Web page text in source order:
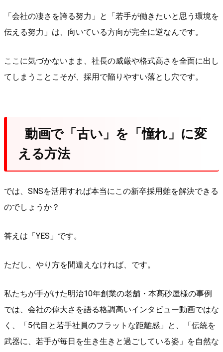
「会社の凄さを誇る努力」と「若手が働きたいと思う環境を
伝える努力」は、向いている方向が完全に逆なんです。
ここに気づかないまま、社長の威厳や格式高さを全面に出し
てしまうことこそが、採用で陥りやすい落とし穴です。
動画で「古い」を「憧れ」に変
える方法
では、SNSを活用すれば本当にこの新卒採用難を解決できる
のでしょうか？
答えは「YES」です。
ただし、やり方を間違えなければ、です。
私たちが手がけた明治10年創業の老舗・本髙砂屋様の事例
では、会社の偉大さを語る格調高いインタビュー動画ではな
く、「5代目と若手社員のフラットな距離感」と、「伝統を
武器に、若手が毎日を生き生きと過ごしている姿」を自然な